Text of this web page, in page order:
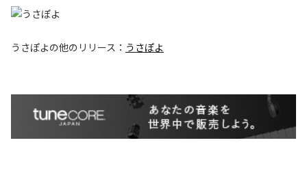
うさぽよの他のリリース： うさぽよ